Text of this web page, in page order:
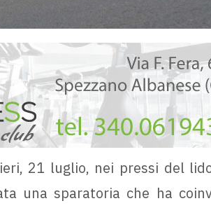
21 luglio, nei pressi del
una sparatoria che ha